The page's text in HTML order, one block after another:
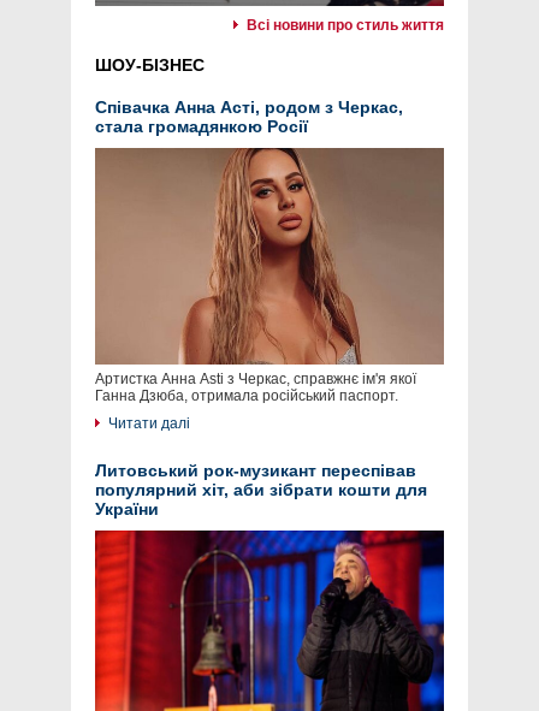
Всі новини про стиль життя
ШОУ-БІЗНЕС
Співачка Анна Асті, родом з Черкас,
стала громадянкою Росії
Артистка Анна Asti з Черкас, справжнє ім'я якої
Ганна Дзюба, отримала російський паспорт.
Читати далі
Литовський рок-музикант переспівав
популярний хіт, аби зібрати кошти для
України